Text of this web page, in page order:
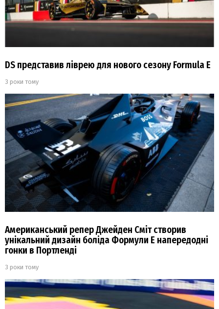
DS представив ліврею для нового сезону Formula Е
3 роки тому
Американський репер Джейден Сміт створив
унікальний дизайн боліда Формули Е напередодні
гонки в Портленді
3 роки тому